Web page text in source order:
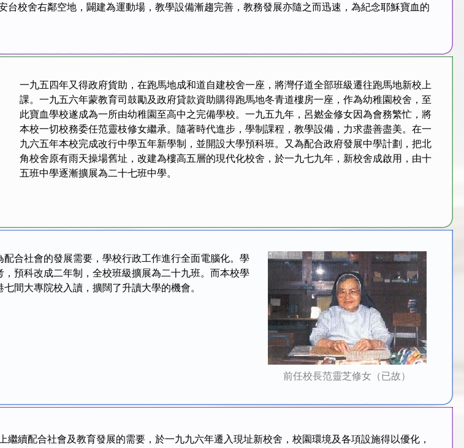
台校舍右鄰空地，闢建為運動場，教學設備漸趨完善，教務發展亦隨之而迅速，為紀念耶穌寶血的
一九五四年又得政府貨助，在跑馬地成和道自建校舍一座，將灣仔道全部班級遷往跑馬地新校上
課。一九五六年蒙教育司鼓勵及政府貸款資助購得跑馬地冬青道樓房一座，作為幼稚園校舍，至
此寶血學校遂成為一所由幼稚園至高中之完備學校。一九五九年，呂㜣金修女因為會務繁忙，將
本校一切校務委任范靈枝修女繼承。隨著時代進步，學制課程，教學設備，力求盡善盡美。在一
九六五年本校完成改行中學五年新學制，並開設大學預科班。又為配合政府發展中學計劃，把北
角校舍原有雨天操場舊址，改建為樓高五層的現代化校舍，於一九七九年，新校舍成啟用，由十
五班中學逐漸擴展為二十七班中學。
合社會的發展需要，學校行政工作進行全面電腦化。學
預科改成二年制，全校班級擴展為二十九班。而本校學
間大專院校入讀，擴闊了升讀大學的機會。
前任校長范靈芝修女（已故）
繼續配合社會及教育發展的需要，於一九九六年遷入現址新校舍，校園環境及各項設施得以優化，